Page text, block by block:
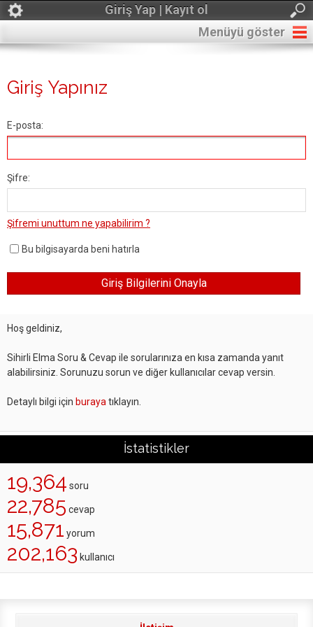
Giriş Yap | Kayıt ol
Menüyü göster
Giriş Yapınız
E-posta:
Şifre:
Şifremi unuttum ne yapabilirim ?
Bu bilgisayarda beni hatırla
Hoş geldiniz,
Sihirli Elma Soru & Cevap ile sorularınıza en kısa zamanda yanıt
alabilirsiniz. Sorunuzu sorun ve diğer kullanıcılar cevap versin.
Detaylı bilgi için buraya tıklayın.
İstatistikler
19,364 soru
22,785 cevap
15,871 yorum
202,163 kullanıcı